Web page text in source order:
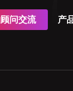
问交流 产